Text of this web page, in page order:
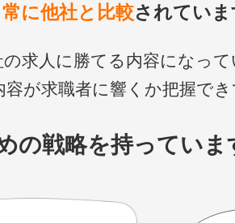
常に他社と比較されてい
の求人に勝てる内容になっ
容が求職者に響くか把握で
の戦略を持っていま